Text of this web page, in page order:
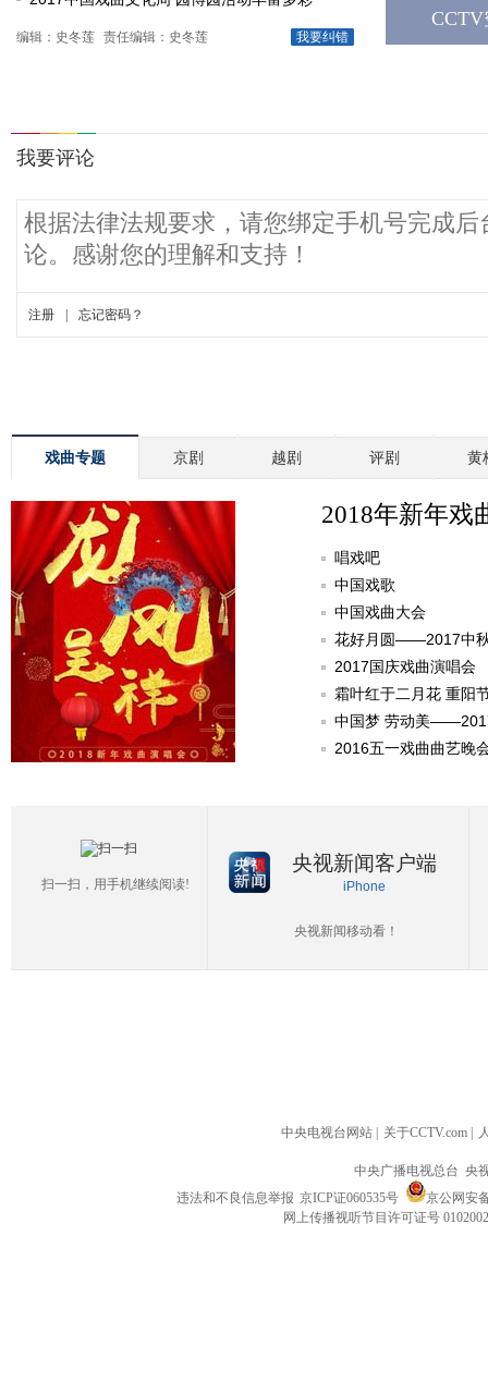
我要纠错
编辑：史冬莲 责任编辑：史冬莲
戏曲专题 京剧 越剧 评剧 黄
2018年新年戏
唱戏吧
中国戏歌
中国戏曲大会
花好月圆——2017中
2017国庆戏曲演唱会
霜叶红于二月花 重阳
中国梦 劳动美
2016五一戏曲曲艺晚
扫一扫，用手机继续阅读!
央视新闻客户端
iPhone
央视新闻移动看！
中央电视台网站 关于CCTV.com
中央广播电视总台 央
违法和不良信息举报 京ICP证060535号
京公网安
网上传播视听节目许可证号